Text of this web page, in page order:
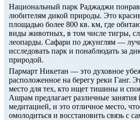
Национальный парк Раджаджи
любителям дикой природы. Это
площадью более 800 кв. км, где
виды животных, в том числе тигры,
леопарды. Сафари по джунглям —
исследовать парк и понаблюдать за
природой.
Пармарт Никетан — это духовное
расположенное на берегу реки Ганг.
место для тех, кто ищет тишины и
Ашрам предлагает различные занятия
медитацией, и это отличное место,
омолодиться и восстановить связь с